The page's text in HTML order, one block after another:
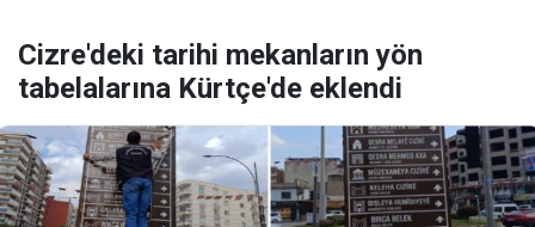
Cizre'deki tarihi mekanların yön
tabelalarına Kürtçe'de eklendi